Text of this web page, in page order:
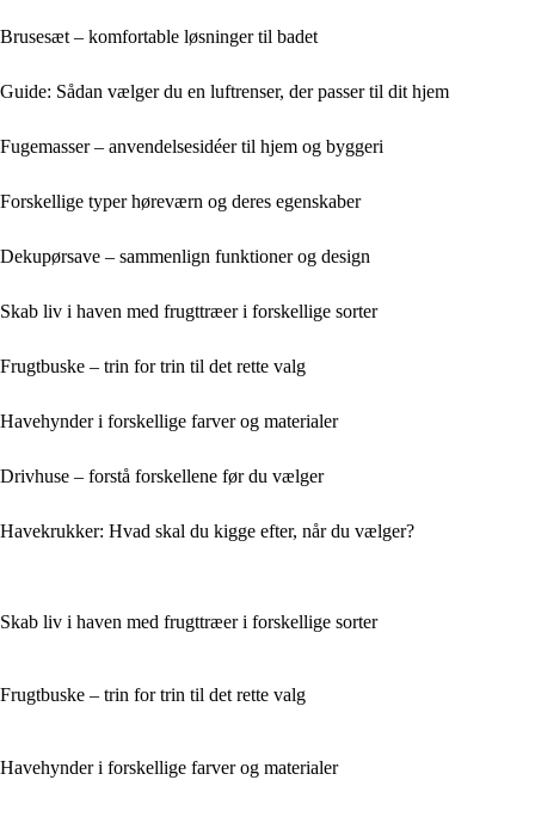
Brusesæt – komfortable løsninger til badet
Guide: Sådan vælger du en luftrenser, der passer til dit hjem
Fugemasser – anvendelsesidéer til hjem og byggeri
Forskellige typer høreværn og deres egenskaber
Dekupørsave – sammenlign funktioner og design
Skab liv i haven med frugttræer i forskellige sorter
Frugtbuske – trin for trin til det rette valg
Havehynder i forskellige farver og materialer
Drivhuse – forstå forskellene før du vælger
Havekrukker: Hvad skal du kigge efter, når du vælger?
Skab liv i haven med frugttræer i forskellige sorter
Frugtbuske – trin for trin til det rette valg
Havehynder i forskellige farver og materialer